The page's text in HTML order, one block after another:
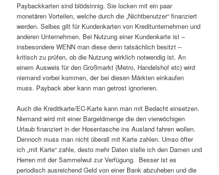
Paybackkarten sind blödsinnig. Sie locken mit ein paar
monetären Vorteilen, welche durch die „Nichtbenutzer“ finanziert
werden. Selbes gilt für Kundenkarten von Kreditunternehmen und
anderen Unternehmen. Bei Nutzung einer Kundenkarte ist –
insbesondere WENN man diese denn tatsächlich besitzt –
kritisch zu prüfen, ob die Nutzung wirklich notwendig ist. An
einem Ausweis für den Großmarkt (Metro, Handelshof etc) wird
niemand vorbei kommen, der bei diesen Märkten einkaufen
muss. Payback aber kann man getrost ignorieren.
Auch die Kreditkarte/EC-Karte kann man mit Bedacht einsetzen.
Niemand wird mit einer Bargeldmenge die den vierwöchigen
Urlaub finanziert in der Hosentasche ins Ausland fahren wollen.
Dennoch muss man nicht überall mit Karte zahlen. Umso öfter
ich „mit Karte“ zahle, desto mehr Daten stelle ich den Damen und
Herren mit der Sammelwut zur Verfügung. Besser ist es
periodisch ausreichend Geld von einer Bank abzuheben und die